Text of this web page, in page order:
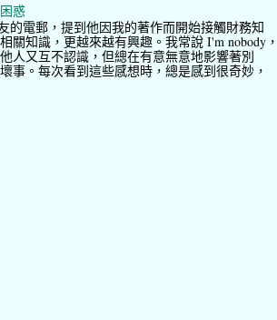
惑
的電郵，提到他因我的著作而開始接觸財務知
關知識，更越來越有興趣。我常說 I'm nobody，
人又互不認識，但總在有意無意地影響著別
事。每次看到這些感想時，總是感到很奇妙，